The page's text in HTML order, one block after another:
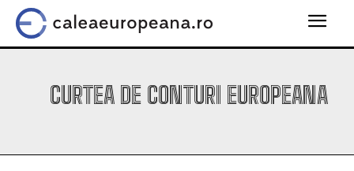
CURTEA DE CONTURI EUROPEANA